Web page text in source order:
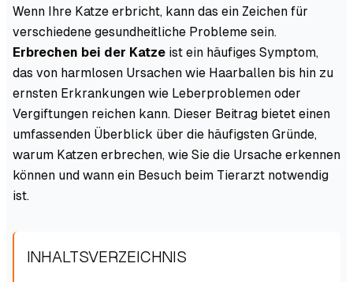
Wenn Ihre Katze erbricht, kann das ein Zeichen für
verschiedene gesundheitliche Probleme sein.
Erbrechen bei der Katze ist ein häufiges Symptom,
das von harmlosen Ursachen wie Haarballen bis hin zu
ernsten Erkrankungen wie Leberproblemen oder
Vergiftungen reichen kann. Dieser Beitrag bietet einen
umfassenden Überblick über die häufigsten Gründe,
warum Katzen erbrechen, wie Sie die Ursache erkennen
können und wann ein Besuch beim Tierarzt notwendig
ist.
INHALTSVERZEICHNIS